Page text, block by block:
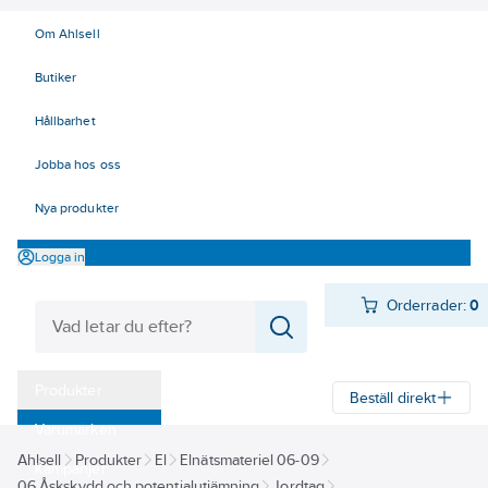
Om Ahlsell
Butiker
Hållbarhet
Jobba hos oss
Nya produkter
Logga in
Orderrader:0
Varumärken
Kampanjer
Beställ direkt
Ahlsell Produkter El
Elnätsmateriel 06-09